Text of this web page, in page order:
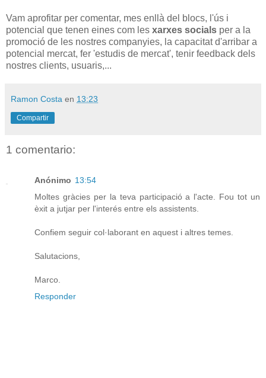
Vam aprofitar per comentar, mes enllà del blocs, l'ús i
potencial que tenen eines com les xarxes socials per a la
promoció de les nostres companyies, la capacitat d'arribar a
potencial mercat, fer 'estudis de mercat', tenir feedback dels
nostres clients, usuaris,...
Ramon Costa en 13:23
Compartir
1 comentario:
Anónimo 13:54
Moltes gràcies per la teva participació a l'acte. Fou tot un
èxit a jutjar per l'interés entre els assistents.
Confiem seguir col·laborant en aquest i altres temes.
Salutacions,
Marco.
Responder